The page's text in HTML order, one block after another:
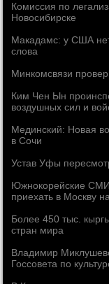
Комиссия по
Новосибирске
Макадамс: у США
слова
Минкомсвязи
Ким Чен Ын
воздушных сил и
Мединский: Новая
в Сочи
Устав Уфы
Южнокорейские
приехать в Москву
Более 450 тыс.
стран мира
Владимир
Госсовета по